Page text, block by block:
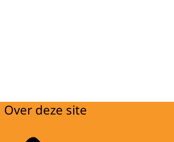
Over deze site